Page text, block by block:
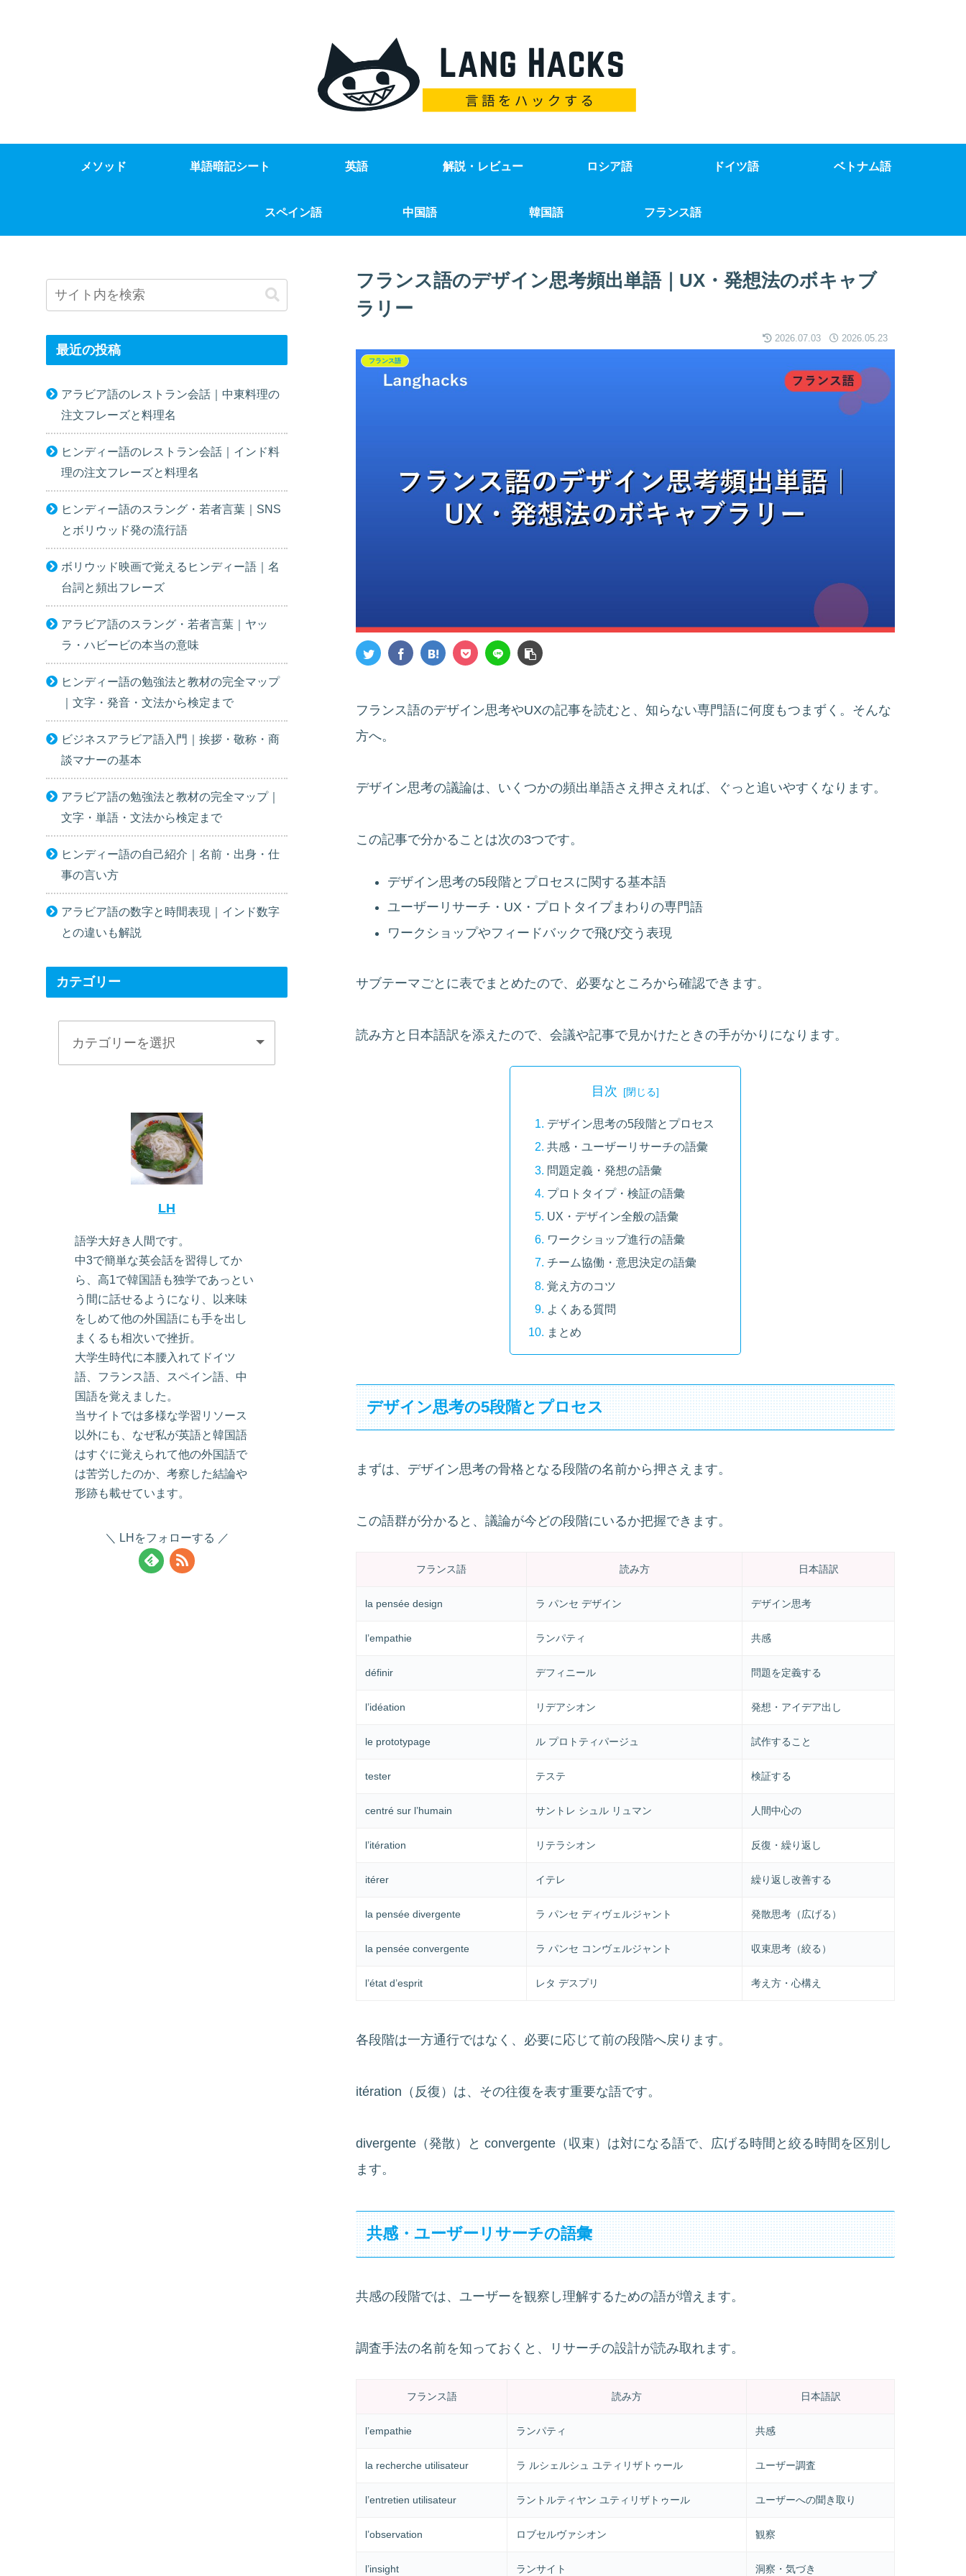
メソッド 単語暗記シート 英語 解説・レビュー ロシア語 ドイツ語 ベトナム語
スペイン語 中国語 韓国語 フランス語
フランス語のデザイン思考頻出単語｜UX・発想法のボキャブ
ラリー
2026.07.03 2026.05.23
フランス語
フランス語のデザイン思考やUXの記事を読むと、知らない専門語に何度もつまずく。そんな
方へ。
デザイン思考の議論は、いくつかの頻出単語さえ押さえれば、ぐっと追いやすくなります。
この記事で分かることは次の3つです。
デザイン思考の5段階とプロセスに関する基本語
ユーザーリサーチ・UX・プロトタイプまわりの専門語
ワークショップやフィードバックで飛び交う表現
サブテーマごとに表でまとめたので、必要なところから確認できます。
読み方と日本語訳を添えたので、会議や記事で見かけたときの手がかりになります。
目次
デザイン思考の5段階とプロセス
共感・ユーザーリサーチの語彙
問題定義・発想の語彙
プロトタイプ・検証の語彙
UX・デザイン全般の語彙
ワークショップ進行の語彙
チーム協働・意思決定の語彙
覚え方のコツ
よくある質問
まとめ
デザイン思考の5段階とプロセス
まずは、デザイン思考の骨格となる段階の名前から押さえます。
この語群が分かると、議論が今どの段階にいるか把握できます。
フランス語 読み方 日本語訳
la pensée design ラ パンセ デザイン デザイン思考
l’empathie ランパティ 共感
définir デフィニール 問題を定義する
l’idéation リデアシオン 発想・アイデア出し
le prototypage ル プロトティパージュ 試作すること
tester テステ 検証する
centré sur l’humain サントレ シュル リュマン 人間中心の
l’itération リテラシオン 反復・繰り返し
itérer イテレ 繰り返し改善する
la pensée divergente ラ パンセ ディヴェルジャント 発散思考（広げる）
la pensée convergente ラ パンセ コンヴェルジャント 収束思考（絞る）
l’état d’esprit レタ デスプリ 考え方・心構え
各段階は一方通行ではなく、必要に応じて前の段階へ戻ります。
itération（反復）は、その往復を表す重要な語です。
divergente（発散）と convergente（収束）は対になる語で、広げる時間と絞る時間を区別し
ます。
共感・ユーザーリサーチの語彙
共感の段階では、ユーザーを観察し理解するための語が増えます。
調査手法の名前を知っておくと、リサーチの設計が読み取れます。
フランス語 読み方 日本語訳
l’empathie ランパティ 共感
la recherche utilisateur ラ ルシェルシュ ユティリザトゥール ユーザー調査
l’entretien utilisateur ラントルティヤン ユティリザトゥール ユーザーへの聞き取り
l’observation ロブセルヴァシオン 観察
l’insight ランサイト 洞察・気づき
最近の投稿
アラビア語のレストラン会話｜中東料理の
注文フレーズと料理名
ヒンディー語のレストラン会話｜インド料
理の注文フレーズと料理名
ヒンディー語のスラング・若者言葉｜SNS
とボリウッド発の流行語
ボリウッド映画で覚えるヒンディー語｜名
台詞と頻出フレーズ
アラビア語のスラング・若者言葉｜ヤッ
ラ・ハビービの本当の意味
ヒンディー語の勉強法と教材の完全マップ
｜文字・発音・文法から検定まで
ビジネスアラビア語入門｜挨拶・敬称・商
談マナーの基本
アラビア語の勉強法と教材の完全マップ｜
文字・単語・文法から検定まで
ヒンディー語の自己紹介｜名前・出身・仕
事の言い方
アラビア語の数字と時間表現｜インド数字
との違いも解説
カテゴリー
LH
語学大好き人間です。
中3で簡単な英会話を習得してか
ら、高1で韓国語も独学であっとい
う間に話せるようになり、以来味
をしめて他の外国語にも手を出し
まくるも相次いで挫折。
大学生時代に本腰入れてドイツ
語、フランス語、スペイン語、中
国語を覚えました。
当サイトでは多様な学習リソース
以外にも、なぜ私が英語と韓国語
はすぐに覚えられて他の外国語で
は苦労したのか、考察した結論や
形跡も載せています。
LHをフォローする